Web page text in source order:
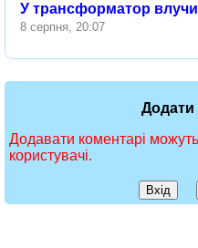
У трансформатор
8 серпня, 20:07
Додати
Додавати коментарі
користувачі.
Вхід